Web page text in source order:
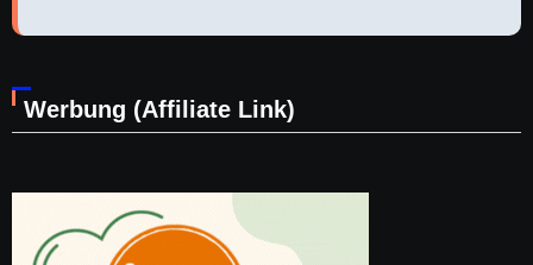
Werbung (Affiliate Link)